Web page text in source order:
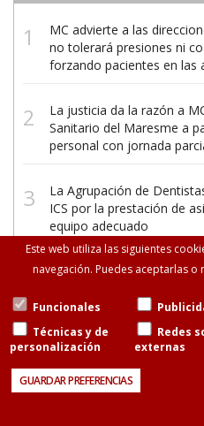
MC advierte a las
no tolerará presiones ni
forzando pacientes en las
La justicia da la razón a
Sanitario del Maresme a
personal con jornada
La Agrupación de
ICS por la prestación de
equipo adecuado
©Metges de CatalunyaConsell de
Barcelona 93 265 11 77 · 93 585 13 88
Este web utiliza las siguientes
navegación. Puedes aceptarlas o
Funcionales
Técnicas y de
personalización
Redes
externas
GUARDAR PREFERENCIAS